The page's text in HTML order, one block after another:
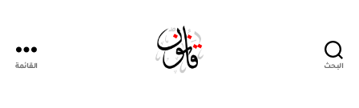
البحث القائمة